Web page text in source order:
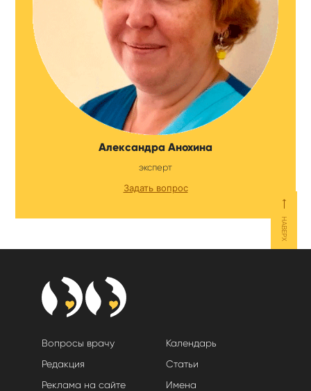
Александра Анохина
эксперт
Задать вопрос
⟵
НАВЕРХ
Вопросы врачу
Редакция
Реклама на сайте
Календарь
Статьи
Имена